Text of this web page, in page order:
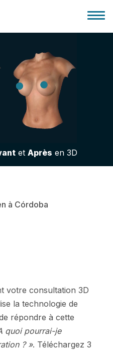
et Après en 3D
à Córdoba
votre consultation 3D
la technologie de
répondre à cette
quoi pourrai-je
? ». Téléchargez 3